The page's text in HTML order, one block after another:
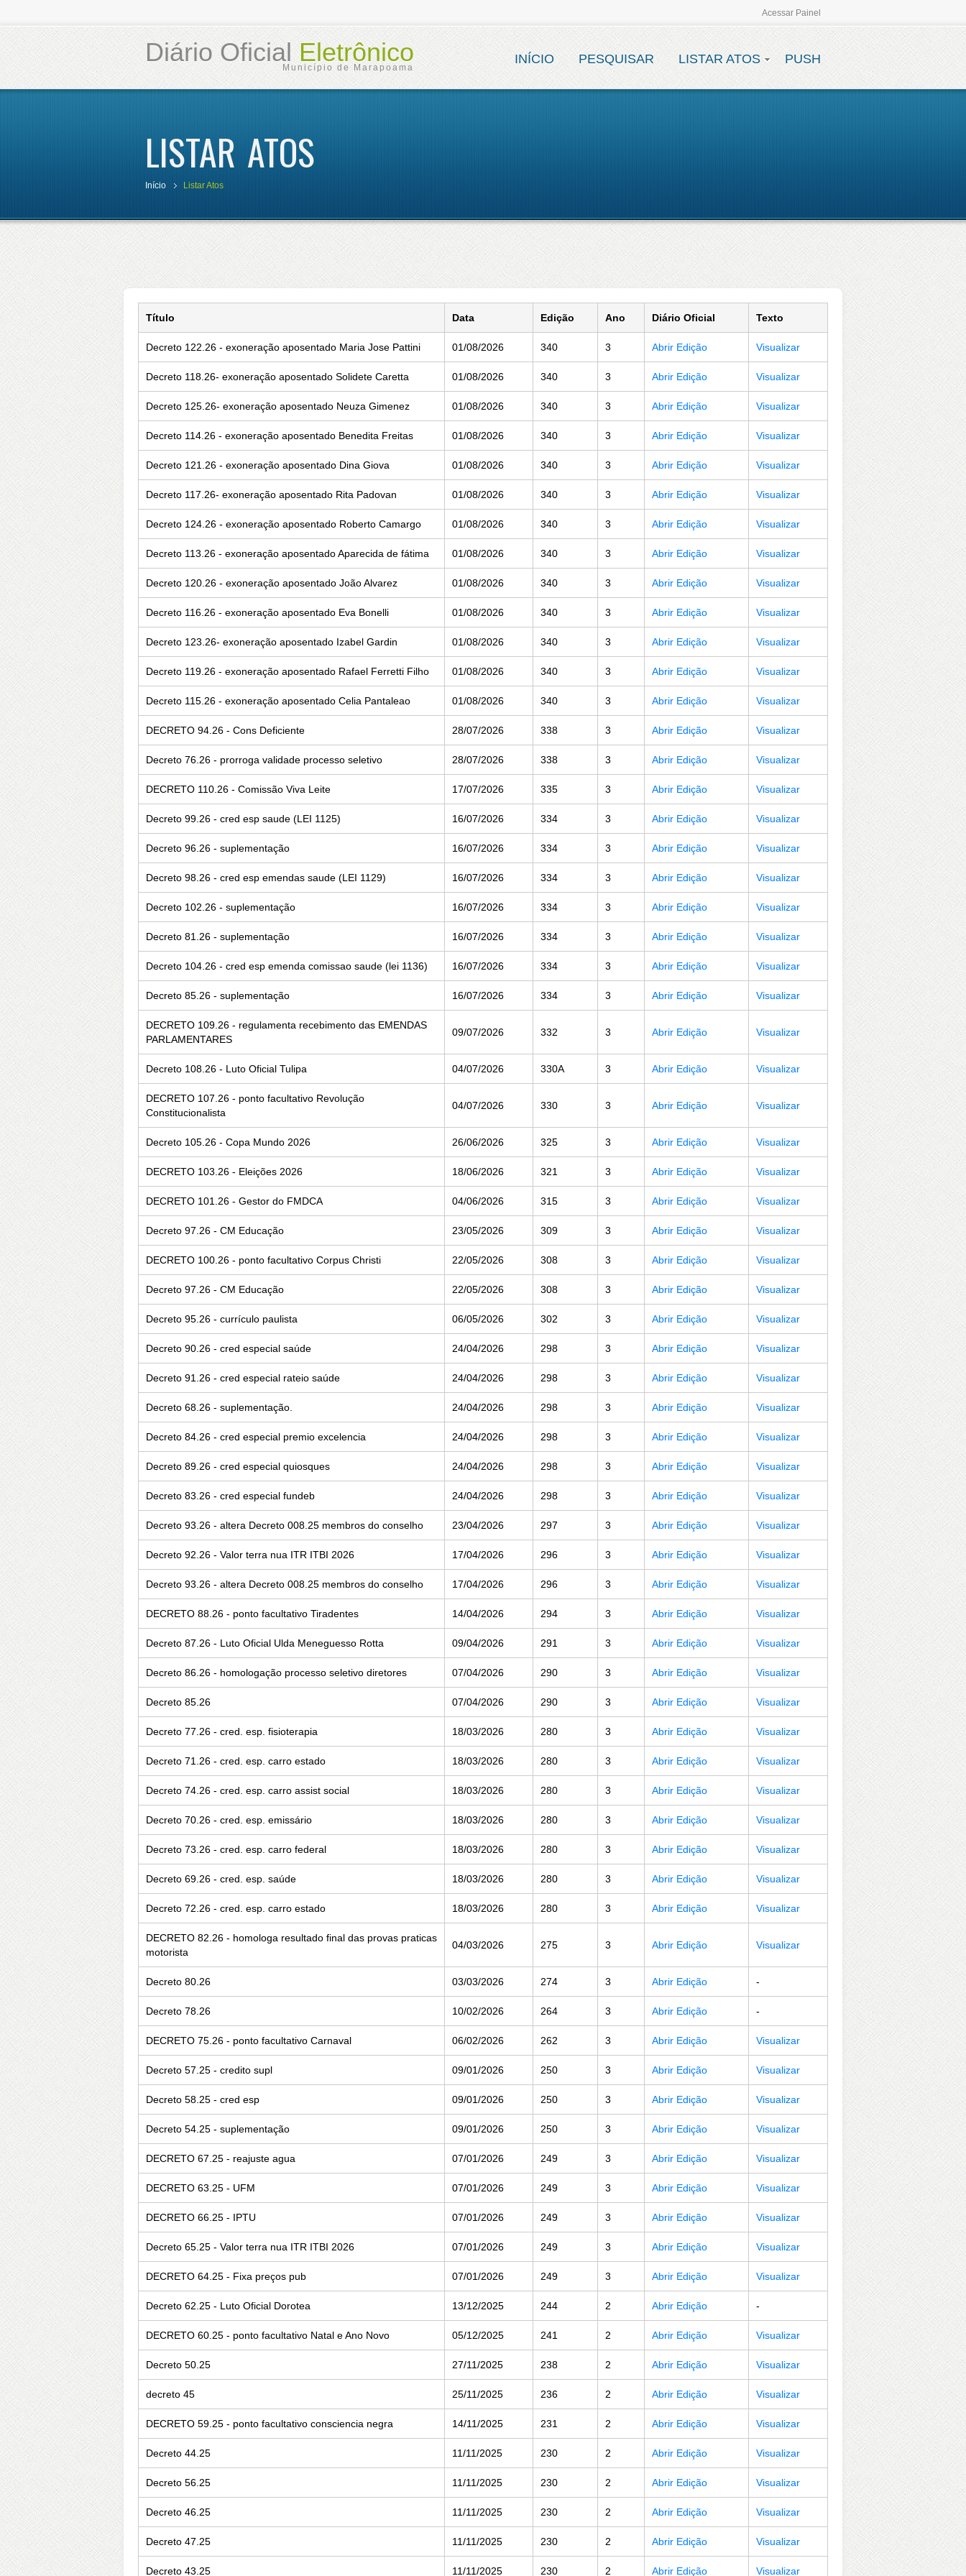
Acessar Painel
Diário OficialEletrônico
Município de Marapoama
INÍCIO PESQUISAR LISTAR ATOS PUSH
LISTAR ATOS
Início Listar Atos
Título Data Edição Ano Diário Oficial Texto
Decreto 122.26 - exoneração aposentado Maria Jose Pattini 01/08/2026 340 3 Abrir Edição Visualizar
Decreto 118.26- exoneração aposentado Solidete Caretta 01/08/2026 340 3 Abrir Edição Visualizar
Decreto 125.26- exoneração aposentado Neuza Gimenez 01/08/2026 340 3 Abrir Edição Visualizar
Decreto 114.26 - exoneração aposentado Benedita Freitas 01/08/2026 340 3 Abrir Edição Visualizar
Decreto 121.26 - exoneração aposentado Dina Giova 01/08/2026 340 3 Abrir Edição Visualizar
Decreto 117.26- exoneração aposentado Rita Padovan 01/08/2026 340 3 Abrir Edição Visualizar
Decreto 124.26 - exoneração aposentado Roberto Camargo 01/08/2026 340 3 Abrir Edição Visualizar
Decreto 113.26 - exoneração aposentado Aparecida de fátima 01/08/2026 340 3 Abrir Edição Visualizar
Decreto 120.26 - exoneração aposentado João Alvarez 01/08/2026 340 3 Abrir Edição Visualizar
Decreto 116.26 - exoneração aposentado Eva Bonelli 01/08/2026 340 3 Abrir Edição Visualizar
Decreto 123.26- exoneração aposentado Izabel Gardin 01/08/2026 340 3 Abrir Edição Visualizar
Decreto 119.26 - exoneração aposentado Rafael Ferretti Filho 01/08/2026 340 3 Abrir Edição Visualizar
Decreto 115.26 - exoneração aposentado Celia Pantaleao 01/08/2026 340 3 Abrir Edição Visualizar
DECRETO 94.26 - Cons Deficiente 28/07/2026 338 3 Abrir Edição Visualizar
Decreto 76.26 - prorroga validade processo seletivo 28/07/2026 338 3 Abrir Edição Visualizar
DECRETO 110.26 - Comissão Viva Leite 17/07/2026 335 3 Abrir Edição Visualizar
Decreto 99.26 - cred esp saude (LEI 1125) 16/07/2026 334 3 Abrir Edição Visualizar
Decreto 96.26 - suplementação 16/07/2026 334 3 Abrir Edição Visualizar
Decreto 98.26 - cred esp emendas saude (LEI 1129) 16/07/2026 334 3 Abrir Edição Visualizar
Decreto 102.26 - suplementação 16/07/2026 334 3 Abrir Edição Visualizar
Decreto 81.26 - suplementação 16/07/2026 334 3 Abrir Edição Visualizar
Decreto 104.26 - cred esp emenda comissao saude (lei 1136) 16/07/2026 334 3 Abrir Edição Visualizar
Decreto 85.26 - suplementação 16/07/2026 334 3 Abrir Edição Visualizar
DECRETO 109.26 - regulamenta recebimento das EMENDAS
PARLAMENTARES
09/07/2026 332 3 Abrir Edição Visualizar
Decreto 108.26 - Luto Oficial Tulipa 04/07/2026 330A 3 Abrir Edição Visualizar
DECRETO 107.26 - ponto facultativo Revolução
Constitucionalista
04/07/2026 330 3 Abrir Edição Visualizar
Decreto 105.26 - Copa Mundo 2026 26/06/2026 325 3 Abrir Edição Visualizar
DECRETO 103.26 - Eleições 2026 18/06/2026 321 3 Abrir Edição Visualizar
DECRETO 101.26 - Gestor do FMDCA 04/06/2026 315 3 Abrir Edição Visualizar
Decreto 97.26 - CM Educação 23/05/2026 309 3 Abrir Edição Visualizar
DECRETO 100.26 - ponto facultativo Corpus Christi 22/05/2026 308 3 Abrir Edição Visualizar
Decreto 97.26 - CM Educação 22/05/2026 308 3 Abrir Edição Visualizar
Decreto 95.26 - currículo paulista 06/05/2026 302 3 Abrir Edição Visualizar
Decreto 90.26 - cred especial saúde 24/04/2026 298 3 Abrir Edição Visualizar
Decreto 91.26 - cred especial rateio saúde 24/04/2026 298 3 Abrir Edição Visualizar
Decreto 68.26 - suplementação. 24/04/2026 298 3 Abrir Edição Visualizar
Decreto 84.26 - cred especial premio excelencia 24/04/2026 298 3 Abrir Edição Visualizar
Decreto 89.26 - cred especial quiosques 24/04/2026 298 3 Abrir Edição Visualizar
Decreto 83.26 - cred especial fundeb 24/04/2026 298 3 Abrir Edição Visualizar
Decreto 93.26 - altera Decreto 008.25 membros do conselho 23/04/2026 297 3 Abrir Edição Visualizar
Decreto 92.26 - Valor terra nua ITR ITBI 2026 17/04/2026 296 3 Abrir Edição Visualizar
Decreto 93.26 - altera Decreto 008.25 membros do conselho 17/04/2026 296 3 Abrir Edição Visualizar
DECRETO 88.26 - ponto facultativo Tiradentes 14/04/2026 294 3 Abrir Edição Visualizar
Decreto 87.26 - Luto Oficial Ulda Meneguesso Rotta 09/04/2026 291 3 Abrir Edição Visualizar
Decreto 86.26 - homologação processo seletivo diretores 07/04/2026 290 3 Abrir Edição Visualizar
Decreto 85.26 07/04/2026 290 3 Abrir Edição Visualizar
Decreto 77.26 - cred. esp. fisioterapia 18/03/2026 280 3 Abrir Edição Visualizar
Decreto 71.26 - cred. esp. carro estado 18/03/2026 280 3 Abrir Edição Visualizar
Decreto 74.26 - cred. esp. carro assist social 18/03/2026 280 3 Abrir Edição Visualizar
Decreto 70.26 - cred. esp. emissário 18/03/2026 280 3 Abrir Edição Visualizar
Decreto 73.26 - cred. esp. carro federal 18/03/2026 280 3 Abrir Edição Visualizar
Decreto 69.26 - cred. esp. saúde 18/03/2026 280 3 Abrir Edição Visualizar
Decreto 72.26 - cred. esp. carro estado 18/03/2026 280 3 Abrir Edição Visualizar
DECRETO 82.26 - homologa resultado final das provas praticas
motorista
04/03/2026 275 3 Abrir Edição Visualizar
Decreto 80.26 03/03/2026 274 3 Abrir Edição -
Decreto 78.26 10/02/2026 264 3 Abrir Edição -
DECRETO 75.26 - ponto facultativo Carnaval 06/02/2026 262 3 Abrir Edição Visualizar
Decreto 57.25 - credito supl 09/01/2026 250 3 Abrir Edição Visualizar
Decreto 58.25 - cred esp 09/01/2026 250 3 Abrir Edição Visualizar
Decreto 54.25 - suplementação 09/01/2026 250 3 Abrir Edição Visualizar
DECRETO 67.25 - reajuste agua 07/01/2026 249 3 Abrir Edição Visualizar
DECRETO 63.25 - UFM 07/01/2026 249 3 Abrir Edição Visualizar
DECRETO 66.25 - IPTU 07/01/2026 249 3 Abrir Edição Visualizar
Decreto 65.25 - Valor terra nua ITR ITBI 2026 07/01/2026 249 3 Abrir Edição Visualizar
DECRETO 64.25 - Fixa preços pub 07/01/2026 249 3 Abrir Edição Visualizar
Decreto 62.25 - Luto Oficial Dorotea 13/12/2025 244 2 Abrir Edição -
DECRETO 60.25 - ponto facultativo Natal e Ano Novo 05/12/2025 241 2 Abrir Edição Visualizar
Decreto 50.25 27/11/2025 238 2 Abrir Edição Visualizar
decreto 45 25/11/2025 236 2 Abrir Edição Visualizar
DECRETO 59.25 - ponto facultativo consciencia negra 14/11/2025 231 2 Abrir Edição Visualizar
Decreto 44.25 11/11/2025 230 2 Abrir Edição Visualizar
Decreto 56.25 11/11/2025 230 2 Abrir Edição Visualizar
Decreto 46.25 11/11/2025 230 2 Abrir Edição Visualizar
Decreto 47.25 11/11/2025 230 2 Abrir Edição Visualizar
Decreto 43.25 11/11/2025 230 2 Abrir Edição Visualizar